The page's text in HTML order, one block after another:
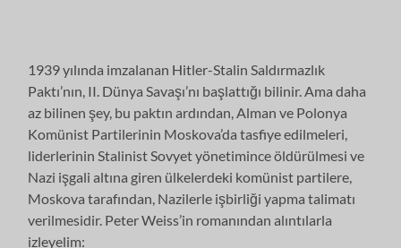
1939 yılında imzalanan Hitler-Stalin Saldırmazlık
Paktı’nın, II. Dünya Savaşı’nı başlattığı bilinir. Ama daha
az bilinen şey, bu paktın ardından, Alman ve Polonya
Komünist Partilerinin Moskova’da tasfiye edilmeleri,
liderlerinin Stalinist Sovyet yönetimince öldürülmesi ve
Nazi işgali altına giren ülkelerdeki komünist partilere,
Moskova tarafından, Nazilerle işbirliği yapma talimatı
verilmesidir. Peter Weiss’in romanından alıntılarla
izleyelim: